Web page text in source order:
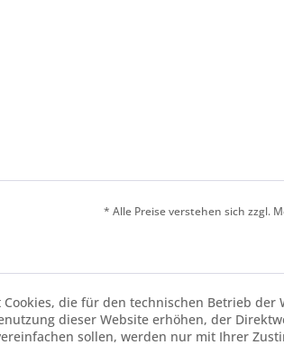
* Alle Preise verstehen sich zzgl.
Cookies, die für den technischen Betrieb
dieser Website erhöhen, der
sollen, werden nur mit Ihrer